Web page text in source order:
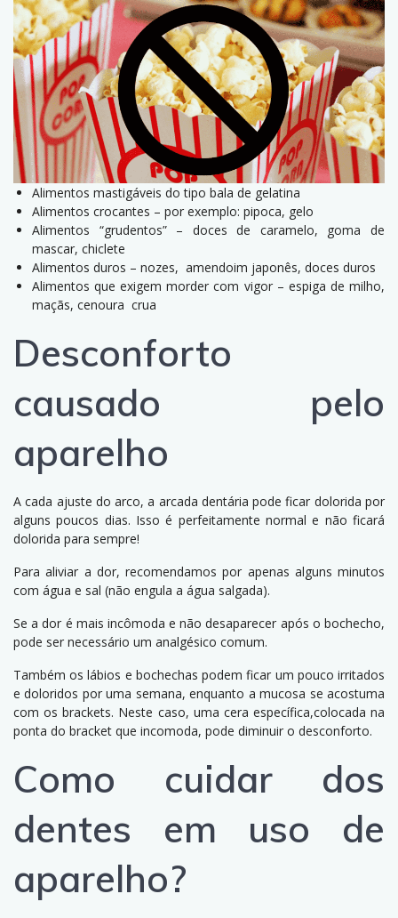
Alimentos mastigáveis do tipo bala de gelatina
Alimentos crocantes – por exemplo: pipoca, gelo
Alimentos “grudentos” – doces de caramelo, goma de
mascar, chiclete
Alimentos duros – nozes, amendoim japonês, doces duros
Alimentos que exigem morder com vigor – espiga de milho,
maçãs, cenoura crua
Desconforto
causado pelo
aparelho
A cada ajuste do arco, a arcada dentária pode ficar dolorida por
alguns poucos dias. Isso é perfeitamente normal e não ficará
dolorida para sempre!
Para aliviar a dor, recomendamos por apenas alguns minutos
com água e sal (não engula a água salgada).
Se a dor é mais incômoda e não desaparecer após o bochecho,
pode ser necessário um analgésico comum.
Também os lábios e bochechas podem ficar um pouco irritados
e doloridos por uma semana, enquanto a mucosa se acostuma
com os brackets. Neste caso, uma cera específica,colocada na
ponta do bracket que incomoda, pode diminuir o desconforto.
Como cuidar dos
dentes em uso de
aparelho?